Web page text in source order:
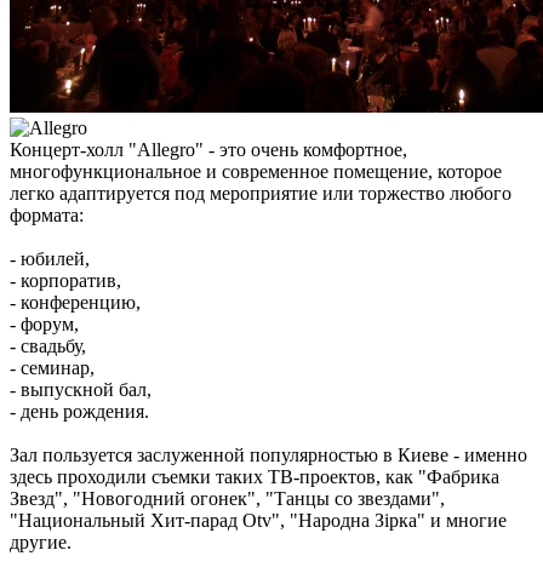
Концерт-холл "Allegro" - это очень комфортное,
многофункциональное и современное помещение, которое
легко адаптируется под мероприятие или торжество любого
формата:
- юбилей,
- корпоратив,
- конференцию,
- форум,
- свадьбу,
- семинар,
- выпускной бал,
- день рождения.
Зал пользуется заслуженной популярностью в Киеве - именно
здесь проходили съемки таких ТВ-проектов, как "Фабрика
Звезд", "Новогодний огонек", "Танцы со звездами",
"Национальный Хит-парад Оtv", "Народна Зірка" и многие
другие.